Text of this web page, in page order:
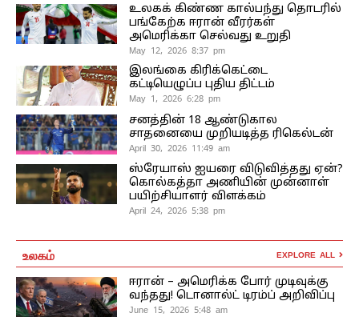
உலகக் கிண்ண கால்பந்து தொடரில்
பங்கேற்க ஈரான் வீரர்கள்
அமெரிக்கா செல்வது உறுதி
May 12, 2026 8:37 pm
இலங்கை கிரிக்கெட்டை
கட்டியெழுப்ப புதிய திட்டம்
May 1, 2026 6:28 pm
சனத்தின் 18 ஆண்டுகால
சாதனையை முறியடித்த ரிகெல்டன்
April 30, 2026 11:49 am
ஸ்ரேயாஸ் ஐயரை விடுவித்தது ஏன்?
கொல்கத்தா அணியின் முன்னாள்
பயிற்சியாளர் விளக்கம்
April 24, 2026 5:38 pm
உலகம் EXPLORE ALL
ஈரான் – அமெரிக்க போர் முடிவுக்கு
வந்தது! டொனால்ட் டிரம்ப் அறிவிப்பு
June 15, 2026 5:48 am